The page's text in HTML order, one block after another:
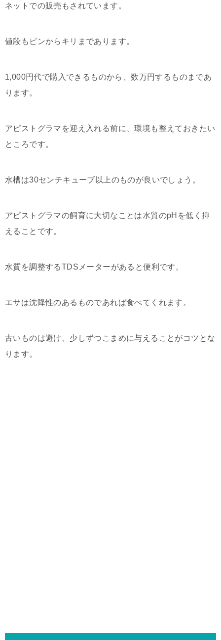
ネットでの販売もされています。
値段もピンからキリまであります。
1,000円代で購入できるものから、数万円するものまであ
ります。
アピストグラマを迎え入れる前に、環境も整えておきたい
ところです。
水槽は30センチキューブ以上のものが良いでしょう。
アピストグラマの飼育に大切なことは水質のpHを低く抑
えることです。
水質を調整するTDSメーターがあると便利です。
エサは沈降性のあるものであれば食べてくれます。
古いものは避け、少しずつこまめに与えることがコツとな
ります。